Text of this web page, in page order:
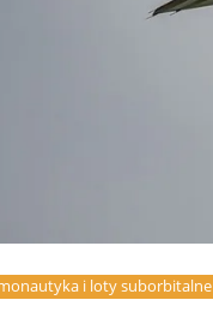
i loty suborbitalne